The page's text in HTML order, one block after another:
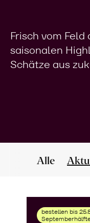
Frisch vom
saisonalen
Schätze aus
Alle
bestellen bis